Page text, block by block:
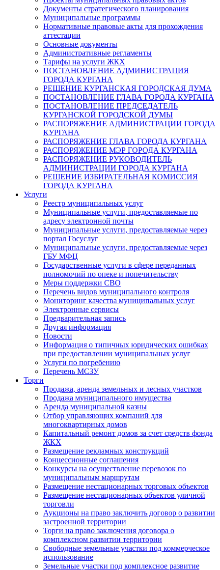
Документы стратегического планирования
Муниципальные программы
Нормативные правовые акты для прохождения
аттестации
Основные документы
Административные регламенты
Тарифы на услуги ЖКХ
ПОСТАНОВЛЕНИЕ АДМИНИСТРАЦИЯ
ГОРОДА КУРГАНА
РЕШЕНИЕ КУРГАНСКАЯ ГОРОДСКАЯ ДУМА
ПОСТАНОВЛЕНИЕ ГЛАВА ГОРОДА КУРГАНА
ПОСТАНОВЛЕНИЕ ПРЕДСЕДАТЕЛЬ
КУРГАНСКОЙ ГОРОДСКОЙ ДУМЫ
РАСПОРЯЖЕНИЕ АДМИНИСТРАЦИИ ГОРОДА
КУРГАНА
РАСПОРЯЖЕНИЕ ГЛАВА ГОРОДА КУРГАНА
РАСПОРЯЖЕНИЕ МЭР ГОРОДА КУРГАНА
РАСПОРЯЖЕНИЕ РУКОВОДИТЕЛЬ
АДМИНИСТРАЦИИ ГОРОДА КУРГАНА
РЕШЕНИЕ ИЗБИРАТЕЛЬНАЯ КОМИССИЯ
ГОРОДА КУРГАНА
Услуги
Реестр муниципальных услуг
Муниципальные услуги, предоставляемые по
адресу электронной почты
Муниципальные услуги, предоставляемые через
портал Госуслуг
Муниципальные услуги, предоставляемые через
ГБУ МФЦ
Государственные услуги в сфере переданных
полномочий по опеке и попечительству
Меры поддержки СВО
Перечень видов муниципального контроля
Мониторинг качества муниципальных услуг
Электронные сервисы
Предварительная запись
Другая информация
Новости
Информация о типичных юридических ошибках
при предоставлении муниципальных услуг
Услуги по погребению
Перечень МСЗУ
Торги
Продажа, аренда земельных и лесных участков
Продажа муниципального имущества
Аренда муниципальной казны
Отбор управляющих компаний для
многоквартирных домов
Капитальный ремонт домов за счет средств фонда
ЖКХ
Размещение рекламных конструкций
Концессионные соглашения
Конкурсы на осуществление перевозок по
муниципальным маршрутам
Размещение нестационарных торговых объектов
Размещение нестационарных объектов уличной
торговли
Аукционы на право заключить договор о развитии
застроенной территории
Торги на право заключения договора о
комплексном развитии территории
Свободные земельные участки под коммерческое
использование
Земельные участки под комплексное развитие